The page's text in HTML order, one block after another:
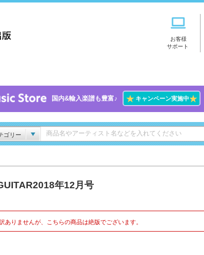
お客様
サポート
国内&輸入楽譜も豊富♪ ★キャンペーン実施中★
ゴリー
年12月号
ありませんが、こちらの商品は絶版でございます。